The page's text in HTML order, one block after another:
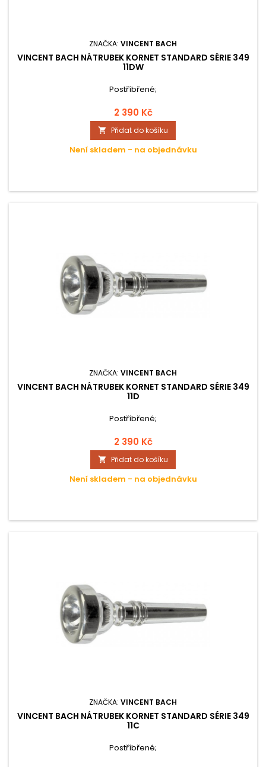
ZNAČKA: VINCENT BACH
VINCENT BACH NÁTRUBEK KORNET STANDARD SÉRIE 349
11DW
Postříbřené;
2 390 Kč
 Přidat do košíku
Není skladem - na objednávku
ZNAČKA: VINCENT BACH
VINCENT BACH NÁTRUBEK KORNET STANDARD SÉRIE 349
11D
Postříbřené;
2 390 Kč
 Přidat do košíku
Není skladem - na objednávku
ZNAČKA: VINCENT BACH
VINCENT BACH NÁTRUBEK KORNET STANDARD SÉRIE 349
11C
Postříbřené;